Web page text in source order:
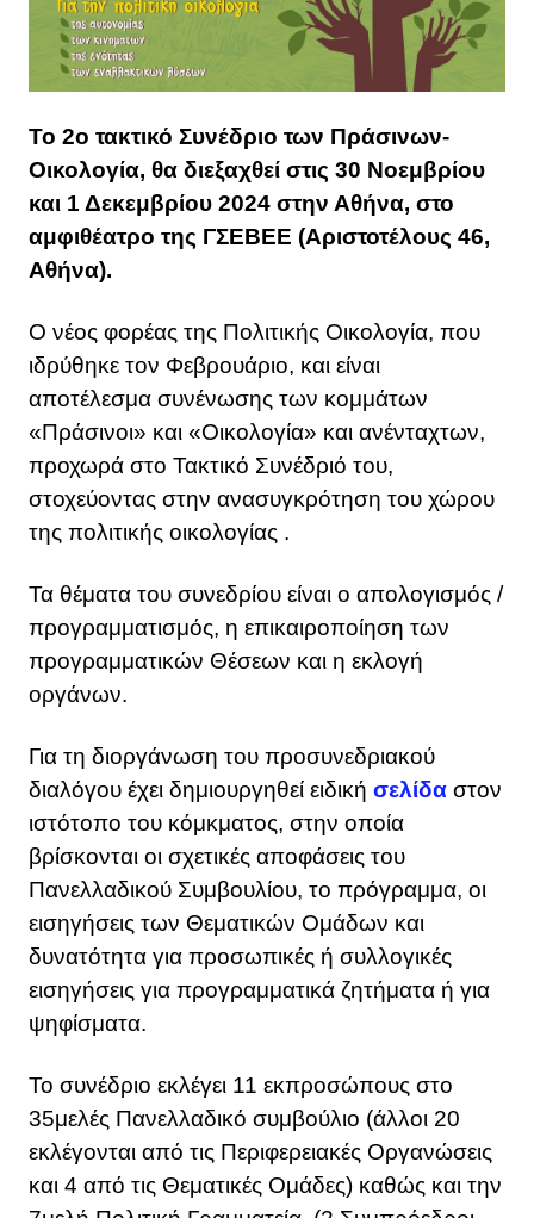
Το 2ο τακτικό Συνέδριο των Πράσινων-
Οικολογία, θα διεξαχθεί στις 30 Νοεμβρίου
και 1 Δεκεμβρίου 2024 στην Αθήνα, στο
αμφιθέατρο της ΓΣΕΒΕΕ (Αριστοτέλους 46,
Αθήνα).
Ο νέος φορέας της Πολιτικής Οικολογία, που
ιδρύθηκε τον Φεβρουάριο, και είναι
αποτέλεσμα συνένωσης των κομμάτων
«Πράσινοι» και «Οικολογία» και ανένταχτων,
προχωρά στο Τακτικό Συνέδριό του,
στοχεύοντας στην ανασυγκρότηση του χώρου
της πολιτικής οικολογίας .
Τα θέματα του συνεδρίου είναι ο απολογισμός /
προγραμματισμός, η επικαιροποίηση των
προγραμματικών Θέσεων και η εκλογή
οργάνων.
Για τη διοργάνωση του προσυνεδριακού
διαλόγου έχει δημιουργηθεί ειδική σελίδα στον
ιστότοπο του κόμκματος, στην οποία
βρίσκονται οι σχετικές αποφάσεις του
Πανελλαδικού Συμβουλίου, το πρόγραμμα, οι
εισηγήσεις των Θεματικών Ομάδων και
δυνατότητα για προσωπικές ή συλλογικές
εισηγήσεις για προγραμματικά ζητήματα ή για
ψηφίσματα.
Το συνέδριο εκλέγει 11 εκπροσώπους στο
35μελές Πανελλαδικό συμβούλιο (άλλοι 20
εκλέγονται από τις Περιφερειακές Οργανώσεις
και 4 από τις Θεματικές Ομάδες) καθώς και την